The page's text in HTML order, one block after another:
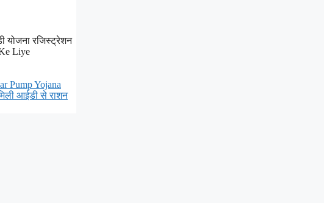
योजना रजिस्ट्रेशन
Liye
Pump Yojana
आईडी से राशन